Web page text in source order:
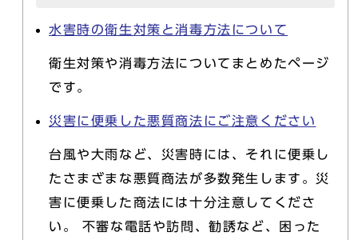
水害時の衛生対策と消毒方法について
衛生対策や消毒方法についてまとめたページ
です。
災害に便乗した悪質商法にご注意ください
台風や大雨など、災害時には、それに便乗し
たさまざまな悪質商法が多数発生します。災
害に便乗した商法には十分注意してくださ
い。 不審な電話や訪問、勧誘など、困った